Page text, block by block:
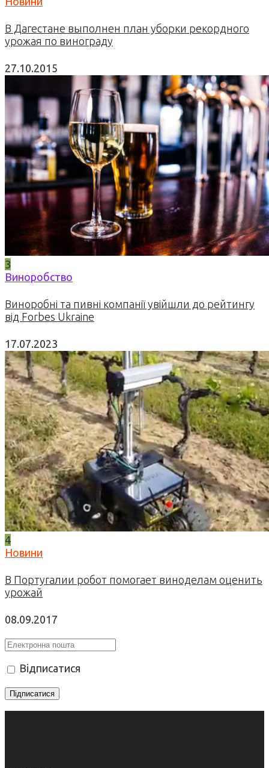
В Дагестане выполнен план уборки рекордного
урожая по винограду
27.10.2015
3
Виноробство
Виноробні та пивні компанії увійшли до рейтингу
від Forbes Ukraine
17.07.2023
4
Новини
В Португалии робот помогает виноделам оценить
урожай
08.09.2017
Відписатися